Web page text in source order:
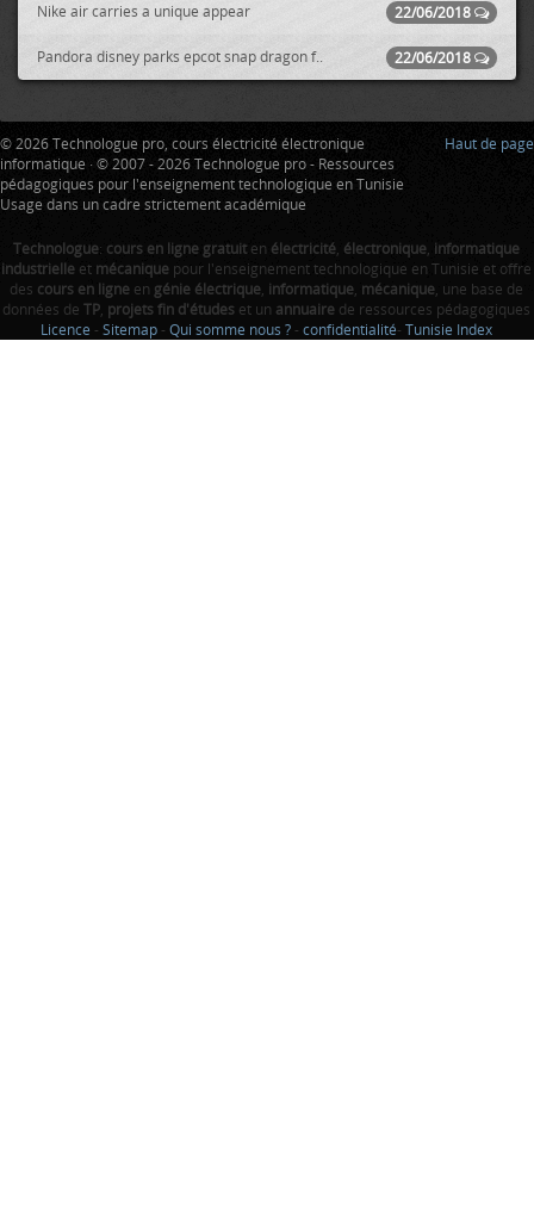
22/06/2018
Nike air carries a unique appear
22/06/2018
Pandora disney parks epcot snap dragon f..
Haut de page
© 2026 Technologue pro, cours électricité électronique
informatique · © 2007 - 2026 Technologue pro - Ressources
pédagogiques pour l'enseignement technologique en Tunisie
Usage dans un cadre strictement académique
Technologue: cours en ligne gratuiten électricité électronique informatique
industrielle et mécanique pour l'enseignement technologique en Tunisie et offre
des cours en ligne en génie électrique informatique mécanique , une base de
données deTP projets fin d'études et un annuaire de ressources pédagogiques
Licence -Sitemap -Qui somme nous ? -confidentialité-Tunisie Index